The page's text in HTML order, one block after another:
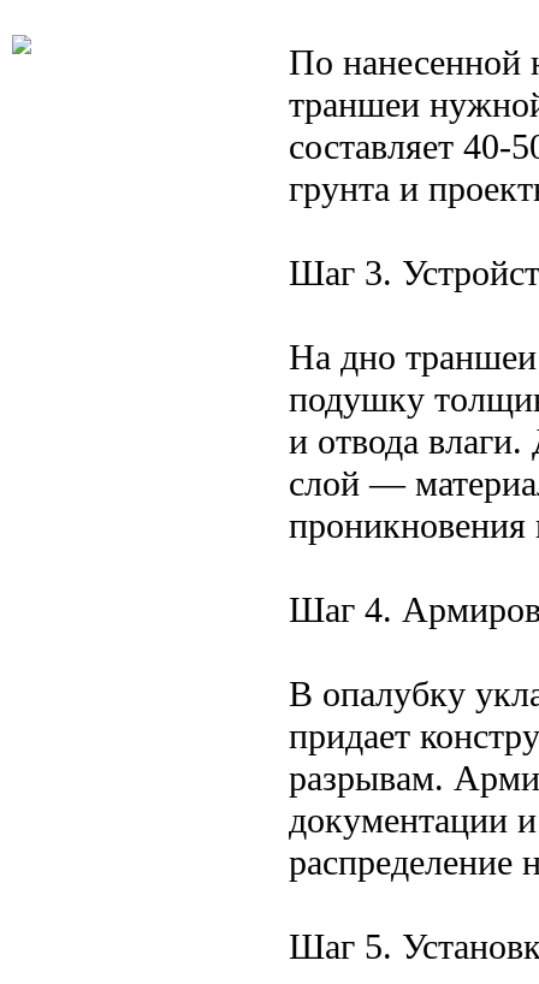
По нанесенной
траншеи
составляет 40-
грунта и
Шаг 3.
На дно
подушку
и отвода
слой —
проникновения
Шаг 4.
В опалубку
придает
разрывам.
документации
распределение
Шаг 5.